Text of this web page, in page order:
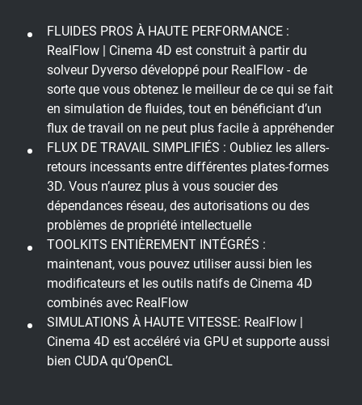
FLUIDES PROS À HAUTE PERFORMANCE :
RealFlow | Cinema 4D est construit à partir du
solveur Dyverso développé pour RealFlow - de
sorte que vous obtenez le meilleur de ce qui se fait
en simulation de fluides, tout en bénéficiant d’un
flux de travail on ne peut plus facile à appréhender
FLUX DE TRAVAIL SIMPLIFIÉS : Oubliez les allers-
retours incessants entre différentes plates-formes
3D. Vous n’aurez plus à vous soucier des
dépendances réseau, des autorisations ou des
problèmes de propriété intellectuelle
TOOLKITS ENTIÈREMENT INTÉGRÉS :
maintenant, vous pouvez utiliser aussi bien les
modificateurs et les outils natifs de Cinema 4D
combinés avec RealFlow
SIMULATIONS À HAUTE VITESSE: RealFlow |
Cinema 4D est accéléré via GPU et supporte aussi
bien CUDA qu’OpenCL